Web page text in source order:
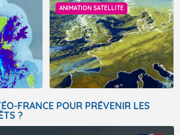
ANIMATION SATELLITE
FRANCE POUR PRÉVENIR LES
?